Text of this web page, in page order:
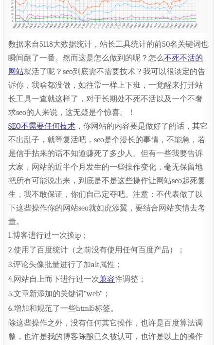
数据来自5118大数据统计，站长工具统计的前50名关键词也
瞬间翻了一番。然而这是怎么做到的呢？怎么不死不活的
网站就活了呢？seo到底需不需要技术？我可以很淡定的告
诉你，我啥都没做，如往常一样上下班，一觉醒来打开站
长工具一查就这样了，对于长期处不死不活以及一个不奢
求seo的人来说，这无疑是个惊喜。！
SEO不需要任何技术 ，你网站的内容要是做好了的话，其它
不出乱子，就等复活吧，seo是个漫长的事情，不能急，若
是信手拈来的话不知道赚死了多少人。但有一些我要告诉
大家，网站的近半个月发生的一些操作变化，毫无保留地
把所有可能说出来，到底是不是这些操作让网站seo起死复
生，我不敢保证，你们自己定夺吧。注意：不代表做了以
下这些操作你的网站seo就如虎添翼，要结合网站实情去考
量。
1.博客进行过一次换ip；
2.使用了百度统计（之前没有使用任何百度产品）；
3.评论头像批量进行了加alt属性；
4.网站自上而下进行过一次兼容性调整；
5.文章新添加的关键词“web”；
6.增加和规范了一些html5标签。
除这些操作之外，没有任何其它操作，也许是百度算法调
整，也许是我的博客陈酿已久被认可，也许是以上的操作